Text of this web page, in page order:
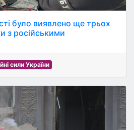
було виявлено ще трьох
з російськими
сили України